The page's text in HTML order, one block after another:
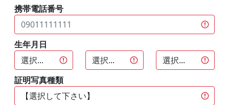
携帯電話番号
生年月日
証明写真種類